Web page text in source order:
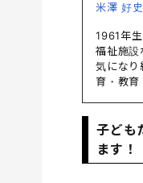
米澤 好史
1961年
福祉施設
気になり
育・教育
子ども
ます！